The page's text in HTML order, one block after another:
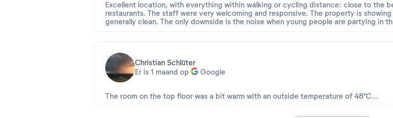
Excellent location, with everything within walking or cycling distance: close to the
restaurants. The staff were very welcoming and responsive. The property is
generally clean. The only downside is the noise when young people are partying in
Christian Schlüter
Er is 1 maand op
Google
The room on the top floor was a bit warm with an outside temperature of 48°C…